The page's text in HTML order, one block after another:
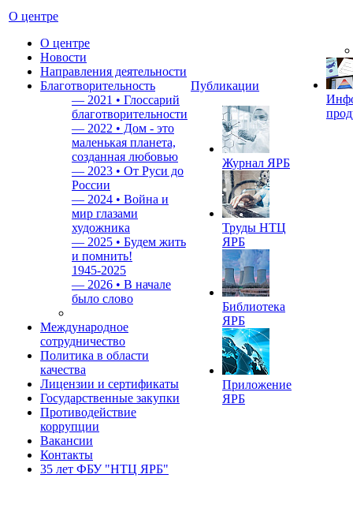
О центре
О центре
Новости
Направления деятельности
Благотворительность
— 2021 • Глоссарий
благотворительности
— 2022 • Дом - это
маленькая планета,
созданная любовью
— 2023 • От Руси до
России
— 2024 • Война и
мир глазами
художника
— 2025 • Будем жить
и помнить!
1945-2025
— 2026 • В начале
было слово
Международное
сотрудничество
Политика в области
качества
Лицензии и сертификаты
Государственные закупки
Противодействие
коррупции
Вакансии
Контакты
35 лет ФБУ "НТЦ ЯРБ"
Публикации
Журнал ЯРБ
Труды НТЦ
ЯРБ
Библиотека
ЯРБ
Приложение
ЯРБ